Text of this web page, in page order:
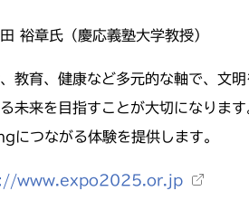
裕章氏（慶応義塾大学教授）
教育、健康など多元的な軸で、文
未来を目指すことが大切になりま
つながる体験を提供します。
www.expo2025.or.jp